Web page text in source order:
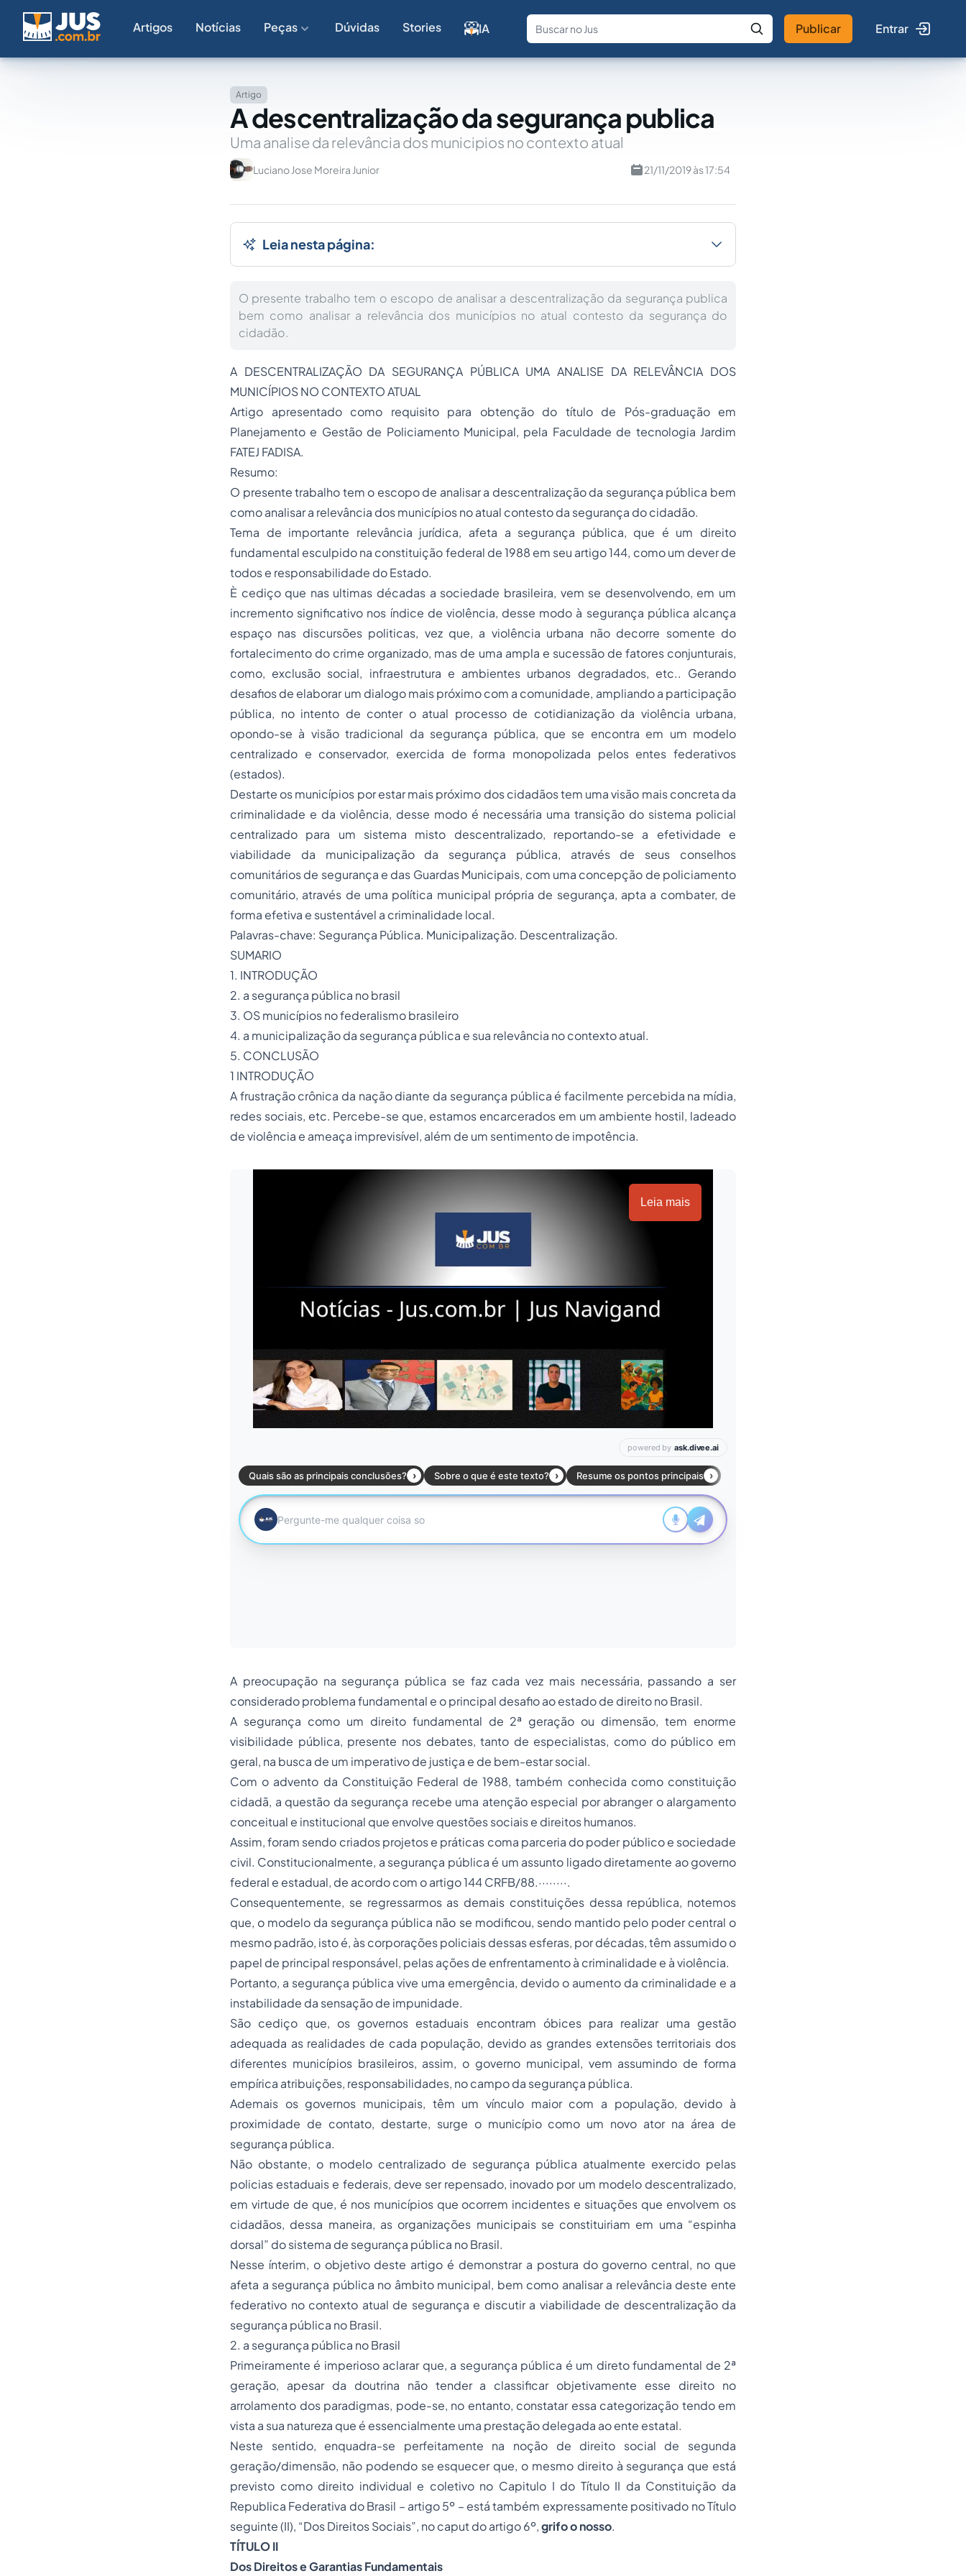
Artigos Notícias Peças Dúvidas Stories IA
Fale com a IA Buscar no Jus
Publicar Entrar
Artigo
A descentralização da segurança publica
Uma analise da relevância dos municipios no contexto atual
Luciano Jose Moreira Junior 21/11/2019 às 17:54
Leia nesta página:
O presente trabalho tem o escopo de analisar a descentralização da segurança publica
bem como analisar a relevância dos municípios no atual contesto da segurança do
cidadão.
A DESCENTRALIZAÇÃO DA SEGURANÇA PÚBLICA UMA ANALISE DA RELEVÂNCIA DOS
MUNICÍPIOS NO CONTEXTO ATUAL
Artigo apresentado como requisito para obtenção do título de Pós-graduação em
Planejamento e Gestão de Policiamento Municipal, pela Faculdade de tecnologia Jardim
FATEJ FADISA.
Resumo:
O presente trabalho tem o escopo de analisar a descentralização da segurança pública bem
como analisar a relevância dos municípios no atual contesto da segurança do cidadão.
Tema de importante relevância jurídica, afeta a segurança pública, que é um direito
fundamental esculpido na constituição federal de 1988 em seu artigo144, como um dever de
todos e responsabilidade do Estado.
È cediço que nas ultimas décadas a sociedade brasileira, vem se desenvolvendo, em um
incremento significativo nos índice de violência, desse modo à segurança pública alcança
espaço nas discursões politicas, vez que, a violência urbana não decorre somente do
fortalecimento do crime organizado, mas de uma ampla e sucessão de fatores conjunturais,
como, exclusão social, infraestrutura e ambientes urbanos degradados, etc.. Gerando
desafios de elaborar um dialogo mais próximo com a comunidade, ampliando a participação
pública, no intento de conter o atual processo de cotidianização da violência urbana,
opondo-se à visão tradicional da segurança pública, que se encontra em um modelo
centralizado e conservador, exercida de forma monopolizada pelos entes federativos
(estados).
Destarte os municípios por estar mais próximo dos cidadãos tem uma visão mais concreta da
criminalidade e da violência, desse modo é necessária uma transição do sistema policial
centralizado para um sistema misto descentralizado, reportando-se a efetividade e
viabilidade da municipalização da segurança pública, através de seus conselhos
comunitários de segurança e das Guardas Municipais, com uma concepção de policiamento
comunitário, através de uma política municipal própria de segurança, apta a combater, de
forma efetiva e sustentável a criminalidade local.
Palavras-chave: Segurança Pública. Municipalização. Descentralização.
SUMARIO
1. INTRODUÇÃO
2. a segurança pública no brasil
3. OS municípios no federalismo brasileiro
4. a municipalização da segurança pública e sua relevância no contexto atual.
5. CONCLUSÃO
1 INTRODUÇÃO
A frustração crônica da nação diante da segurança pública é facilmente percebida na mídia,
redes sociais, etc. Percebe-se que, estamos encarcerados em um ambiente hostil, ladeado
de violência e ameaça imprevisível, além de um sentimento de impotência.
Leia mais
A preocupação na segurança pública se faz cada vez mais necessária, passando a ser
considerado problema fundamental e o principal desafio ao estado de direito no Brasil.
A segurança como um direito fundamental de 2ª geração ou dimensão, tem enorme
visibilidade pública, presente nos debates, tanto de especialistas, como do público em
geral, na busca de um imperativo de justiça e de bem-estar social.
Com o advento da Constituição Federal de 1988, também conhecida como constituição
cidadã, a questão da segurança recebe uma atenção especial por abranger o alargamento
conceitual e institucional que envolve questões sociais e direitos humanos.
Assim, foram sendo criados projetos e práticas coma parceria do poder público e sociedade
civil. Constitucionalmente, a segurança pública é um assunto ligado diretamente ao governo
federal e estadual, de acordo com o artigo144CRFB/88.········.
Consequentemente, se regressarmos as demais constituições dessa república, notemos
que, o modelo da segurança pública não se modificou, sendo mantido pelo poder central o
mesmo padrão, isto é, às corporações policiais dessas esferas, por décadas, têm assumido o
papel de principal responsável, pelas ações de enfrentamento à criminalidade e à violência.
Portanto, a segurança pública vive uma emergência, devido o aumento da criminalidade e a
instabilidade da sensação de impunidade.
São cediço que, os governos estaduais encontram óbices para realizar uma gestão
adequada as realidades de cada população, devido as grandes extensões territoriais dos
diferentes municípios brasileiros, assim, o governo municipal, vem assumindo de forma
empírica atribuições, responsabilidades, no campo da segurança pública.
Ademais os governos municipais, têm um vínculo maior com a população, devido à
proximidade de contato, destarte, surge o município como um novo ator na área de
segurança pública.
Não obstante, o modelo centralizado de segurança pública atualmente exercido pelas
policias estaduais e federais, deve ser repensado, inovado por um modelo descentralizado,
em virtude de que, é nos municípios que ocorrem incidentes e situações que envolvem os
cidadãos, dessa maneira, as organizações municipais se constituiriam em uma “espinha
dorsal” do sistema de segurança pública no Brasil.
Nesse ínterim, o objetivo deste artigo é demonstrar a postura do governo central, no que
afeta a segurança pública no âmbito municipal, bem como analisar a relevância deste ente
federativo no contexto atual de segurança e discutir a viabilidade de descentralização da
segurança pública no Brasil.
2. a segurança pública no Brasil
Primeiramente é imperioso aclarar que, a segurança pública é um direto fundamental de 2ª
geração, apesar da doutrina não tender a classificar objetivamente esse direito no
arrolamento dos paradigmas, pode-se, no entanto, constatar essa categorização tendo em
vista a sua natureza que é essencialmente uma prestação delegada ao ente estatal.
Neste sentido, enquadra-se perfeitamente na noção de direito social de segunda
geração/dimensão, não podendo se esquecer que, o mesmo direito à segurança que está
previsto como direito individual e coletivo no Capitulo I do Título II da Constituição da
Republica Federativa do Brasil – artigo5º – está também expressamente positivado no Título
seguinte (II), “Dos Direitos Sociais”, no caput do artigo6º,grifo o nosso.
TÍTULO II
Dos Direitos e Garantias Fundamentais